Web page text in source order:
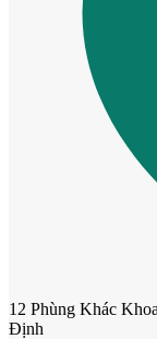
12 Phùng Khác
Định